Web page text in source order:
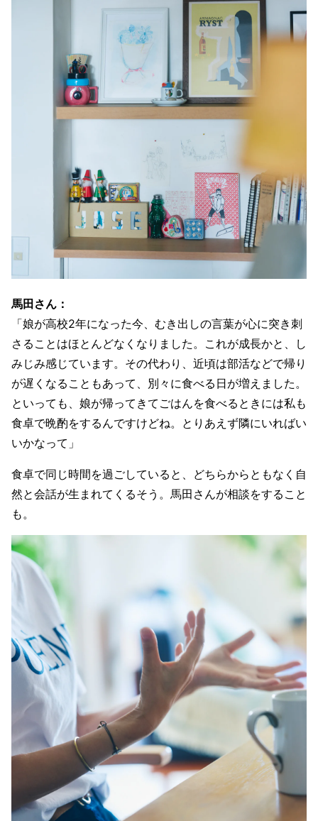
馬田さん：
「娘が高校2年になった今、むき出しの言葉が心に突き刺
さることはほとんどなくなりました。これが成長かと、し
みじみ感じています。その代わり、近頃は部活などで帰り
が遅くなることもあって、別々に食べる日が増えました。
といっても、娘が帰ってきてごはんを食べるときには私も
食卓で晩酌をするんですけどね。とりあえず隣にいればい
いかなって」
食卓で同じ時間を過ごしていると、どちらからともなく自
然と会話が生まれてくるそう。馬田さんが相談をすること
も。